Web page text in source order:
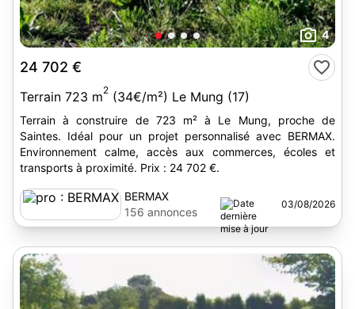
4
24 702 €
Terrain 723 m2 (34€/m²) Le Mung (17)
Terrain à construire de 723 m² à Le Mung, proche de
Saintes. Idéal pour un projet personnalisé avec BERMAX.
Environnement calme, accès aux commerces, écoles et
transports à proximité. Prix : 24 702 €.
BERMAX
156 annonces
03/08/2026